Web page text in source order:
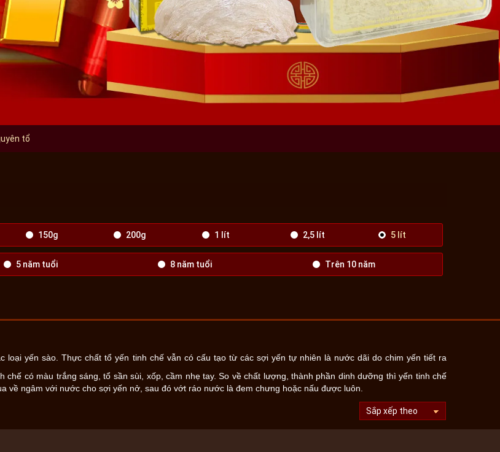
BANNER YEN KHANH HOA
tổ
150g 200g 1 lít 2,5 lít 5 lít
5 năm tuổi 8 năm tuổi Trên 10 năm
loại yến sào. Thực chất tổ yến tinh chế vẫn có cấu tạo từ các sợi yến tự nhiên là nước dãi do chim yến tiết ra
có màu trắng sáng, tổ sần sùi, xốp, cầm nhẹ tay. So về chất lượng, thành phần dinh dưỡng thì yến tinh chế
về ngâm với nước cho sợi yến nở, sau đó vớt ráo nước là đem chưng hoặc nấu được luôn.